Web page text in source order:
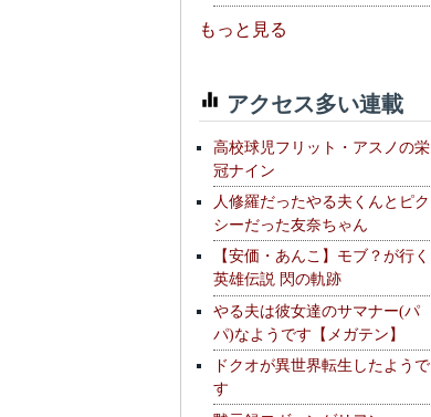
もっと見る
アクセス多い連載
高校球児フリット・アスノの栄
冠ナイン
人修羅だったやる夫くんとピク
シーだった友奈ちゃん
【安価・あんこ】モブ？が行く
英雄伝説 閃の軌跡
やる夫は彼女達のサマナー(パ
パ)なようです【メガテン】
ドクオが異世界転生したようで
す